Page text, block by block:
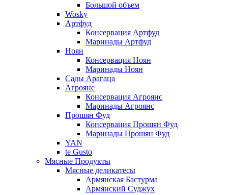
Большой объем
Wosky
Артфуд
Консервация Артфуд
Маринады Артфуд
Ноян
Консервация Ноян
Маринады Ноян
Сады Арагаца
Агроянс
Консервация Агроянс
Маринады Агроянс
Прошян Фуд
Консервация Прошян Фуд
Маринады Прошян Фуд
YAN
te Gusto
Мясные Продукты
Мясные деликатесы
Армянская Бастурма
Армянский Суджух